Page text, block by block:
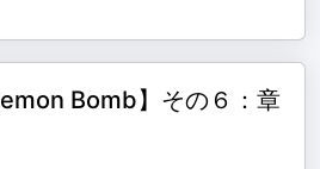
Bomb】その６：章